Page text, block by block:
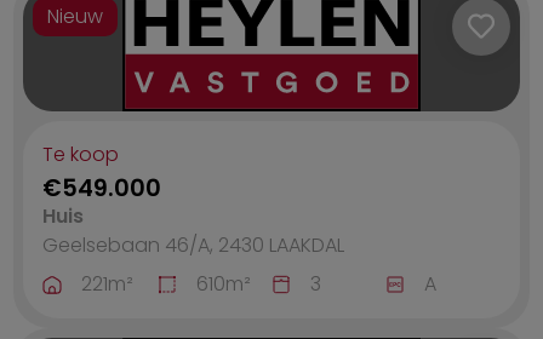
Nieuw
Te koop
€549.000
Huis
Geelsebaan 46/A, 2430 LAAKDAL
221m² 610m² 3 A